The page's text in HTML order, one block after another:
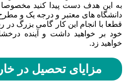
به این هدف دست پیدا کنید مخصوصا
دانشگاه های معتبر و درجه یک و مطرح
قطعا با انجام این کار گامی بزرگ
خود بر خواهید داشت و آینده
خواهید زد‌.
مزایای تحصیل در